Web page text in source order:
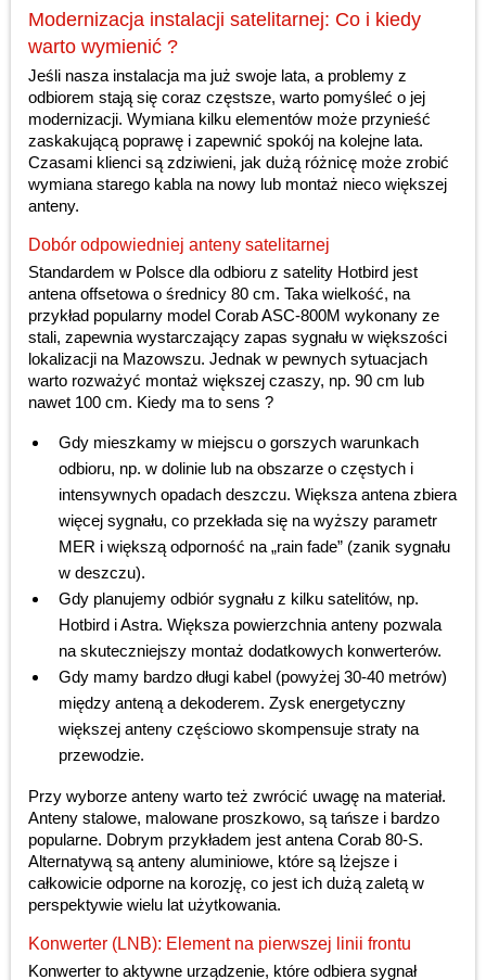
Modernizacja instalacji satelitarnej: Co i kiedy
warto wymienić ?
Jeśli nasza instalacja ma już swoje lata, a problemy z
odbiorem stają się coraz częstsze, warto pomyśleć o jej
modernizacji. Wymiana kilku elementów może przynieść
zaskakującą poprawę i zapewnić spokój na kolejne lata.
Czasami klienci są zdziwieni, jak dużą różnicę może zrobić
wymiana starego kabla na nowy lub montaż nieco większej
anteny.
Dobór odpowiedniej anteny satelitarnej
Standardem w Polsce dla odbioru z satelity Hotbird jest
antena offsetowa o średnicy 80 cm. Taka wielkość, na
przykład popularny model Corab ASC-800M wykonany ze
stali, zapewnia wystarczający zapas sygnału w większości
lokalizacji na Mazowszu. Jednak w pewnych sytuacjach
warto rozważyć montaż większej czaszy, np. 90 cm lub
nawet 100 cm. Kiedy ma to sens ?
Gdy mieszkamy w miejscu o gorszych warunkach
odbioru, np. w dolinie lub na obszarze o częstych i
intensywnych opadach deszczu. Większa antena zbiera
więcej sygnału, co przekłada się na wyższy parametr
MER i większą odporność na „rain fade” (zanik sygnału
w deszczu).
Gdy planujemy odbiór sygnału z kilku satelitów, np.
Hotbird i Astra. Większa powierzchnia anteny pozwala
na skuteczniejszy montaż dodatkowych konwerterów.
Gdy mamy bardzo długi kabel (powyżej 30-40 metrów)
między anteną a dekoderem. Zysk energetyczny
większej anteny częściowo skompensuje straty na
przewodzie.
Przy wyborze anteny warto też zwrócić uwagę na materiał.
Anteny stalowe, malowane proszkowo, są tańsze i bardzo
popularne. Dobrym przykładem jest antena Corab 80-S.
Alternatywą są anteny aluminiowe, które są lżejsze i
całkowicie odporne na korozję, co jest ich dużą zaletą w
perspektywie wielu lat użytkowania.
Konwerter (LNB): Element na pierwszej linii frontu
Konwerter to aktywne urządzenie, które odbiera sygnał